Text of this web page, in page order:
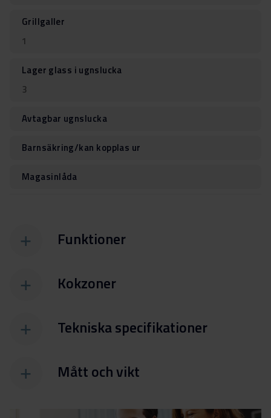
Grillgaller
1
Lager glass i ugnslucka
3
Avtagbar ugnslucka
Barnsäkring/kan kopplas ur
Magasinlåda
Funktioner
Kokzoner
Tekniska specifikationer
Mått och vikt